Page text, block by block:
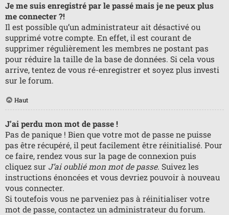
Je me suis enregistré par le passé mais je ne peux plus
me connecter ?!
Il est possible qu’un administrateur ait désactivé ou
supprimé votre compte. En effet, il est courant de
supprimer régulièrement les membres ne postant pas
pour réduire la taille de la base de données. Si cela vous
arrive, tentez de vous ré-enregistrer et soyez plus investi
sur le forum.
Haut
J’ai perdu mon mot de passe !
Pas de panique ! Bien que votre mot de passe ne puisse
pas être récupéré, il peut facilement être réinitialisé. Pour
ce faire, rendez vous sur la page de connexion puis
cliquez sur J’ai oublié mon mot de passe. Suivez les
instructions énoncées et vous devriez pouvoir à nouveau
vous connecter.
Si toutefois vous ne parveniez pas à réinitialiser votre
mot de passe, contactez un administrateur du forum.